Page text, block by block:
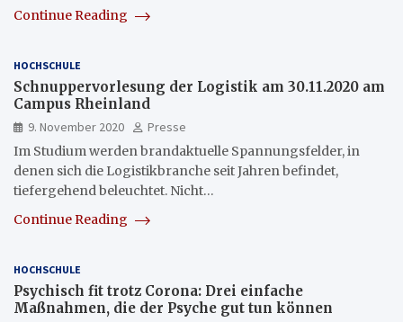
Continue Reading
HOCHSCHULE
Schnuppervorlesung der Logistik am 30.11.2020 am
Campus Rheinland
9. November 2020
Presse
Im Studium werden brandaktuelle Spannungsfelder, in
denen sich die Logistikbranche seit Jahren befindet,
tiefergehend beleuchtet. Nicht…
Continue Reading
HOCHSCHULE
Psychisch fit trotz Corona: Drei einfache
Maßnahmen, die der Psyche gut tun können